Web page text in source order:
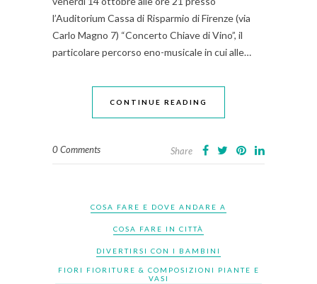
l’Auditorium Cassa di Risparmio di Firenze (via
Carlo Magno 7) “Concerto Chiave di Vino”, il
particolare percorso eno-musicale in cui alle…
CONTINUE READING
0 Comments Share
COSA FARE E DOVE ANDARE A
COSA FARE IN CITTÀ
DIVERTIRSI CON I BAMBINI
FIORI FIORITURE & COMPOSIZIONI PIANTE E
VASI